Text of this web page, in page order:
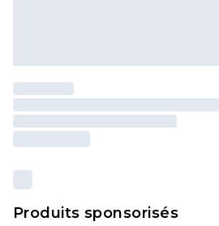
Produits sponsorisés